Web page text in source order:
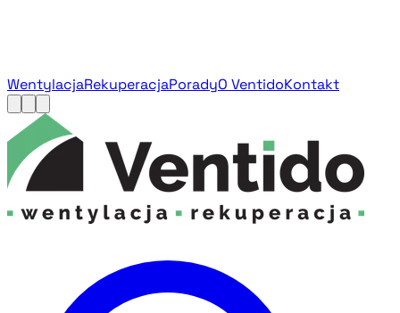
WentylacjaRekuperacjaPoradyO VentidoKontakt